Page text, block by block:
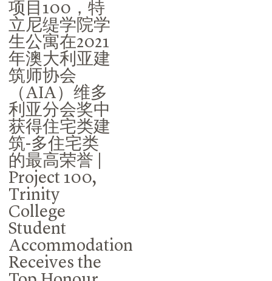
项目100，特
立尼缇学院学
生公寓在2021
年澳大利亚建
筑师协会
（AIA）维多
利亚分会奖中
获得住宅类建
筑-多住宅类
的最高荣誉 |
Project 100,
Trinity
College
Student
Accommodation
Receives the